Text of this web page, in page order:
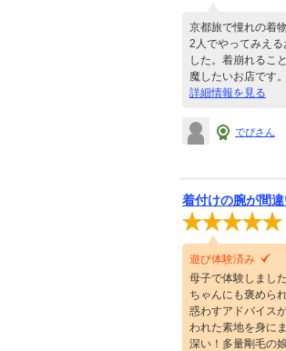
京都旅で憧れの着
2人でやってみえ
した。着崩れるこ
魔したいお店です
詳細情報を見る
でぴさん
着付けの腕が間
遊び体験済み
母子で体験しまし
ちゃんにも褒めら
惑わすアドバイス
われた素地を身に
深い！多量剛毛の